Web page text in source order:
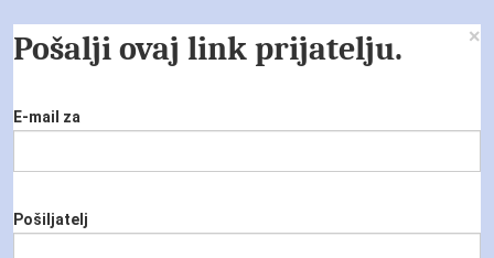
Pošalji ovaj link prijatelju. ×
E-mail za
Pošiljatelj